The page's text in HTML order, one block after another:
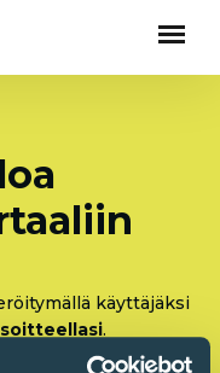
käyttäjäksi
.